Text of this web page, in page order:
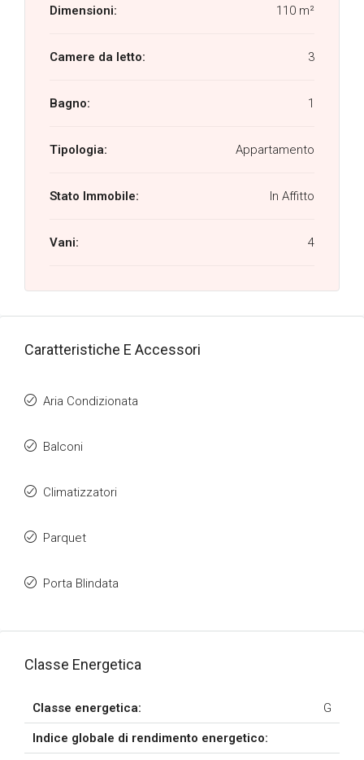
Dimensioni: 110 m²
Camere da letto: 3
Bagno: 1
Tipologia: Appartamento
Stato Immobile: In Affitto
Vani: 4
Caratteristiche E Accessori
Aria Condizionata
Balconi
Climatizzatori
Parquet
Porta Blindata
Classe Energetica
Classe energetica: G
Indice globale di rendimento energetico: